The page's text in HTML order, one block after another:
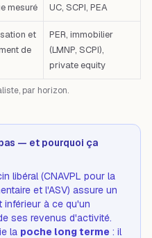
par horizon.
mesuré
UC, SCPI, PEA
et
de
PER, immobilier
(LMNP, SCPI),
private equity
— et pourquoi ça
libéral (CNAVPL pour la
et l'ASV) assure un
inférieur à ce qu'un
ses revenus d'activité.
la poche long terme : il